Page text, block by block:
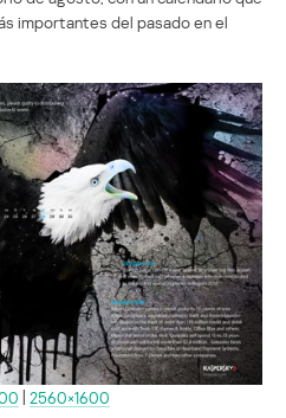
importantes del pasado en el
2560×1600